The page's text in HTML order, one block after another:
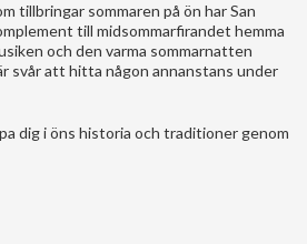
tillbringar sommaren på ön har San
till midsommarfirandet hemma
och den varma sommarnatten
svår att hitta någon annanstans under
dig i öns historia och traditioner genom